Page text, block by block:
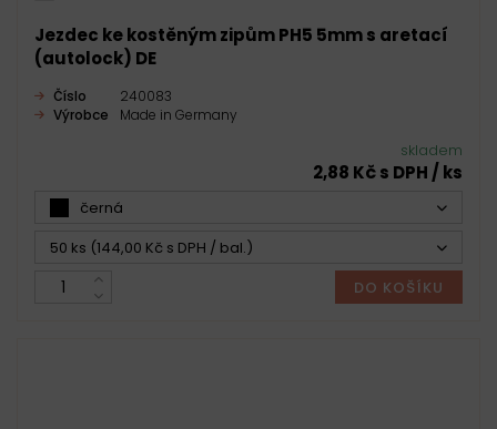
Jezdec ke kostěným zipům PH5 5mm s aretací
(autolock) DE
Číslo
240083
Výrobce
Made in Germany
skladem
2,88 Kč s DPH / ks
černá
50 ks (144,00 Kč s DPH / bal.)
DO KOŠÍKU